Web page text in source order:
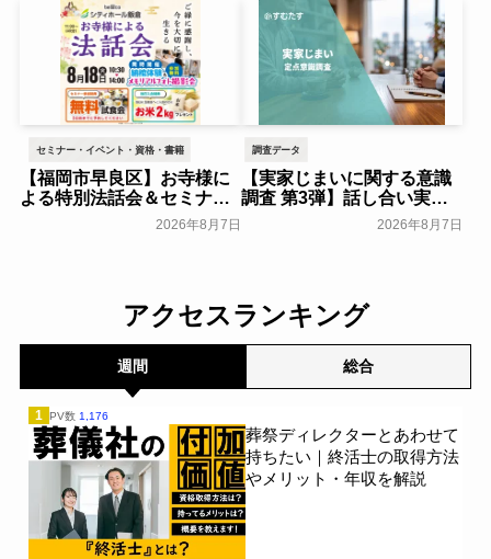
一般公開
セミナー・イベント・資格・書籍
【福岡市早良区】お寺様に
よる特別法話会＆セミナー
特典「無料試食会」を8月
18日(月)にシティホール飯
2026年8月7日
調査データ
【実家じまいに関する意識
調査 第3弾】話し合い実施
率は29.5％で前回から低
下。「大相続時代」でも家
2026年8月7日
アクセスランキング
週間 総合
1 PV数 1,176
葬祭ディレクターとあわせて
持ちたい｜終活士の取得方法
やメリット・年収を解説